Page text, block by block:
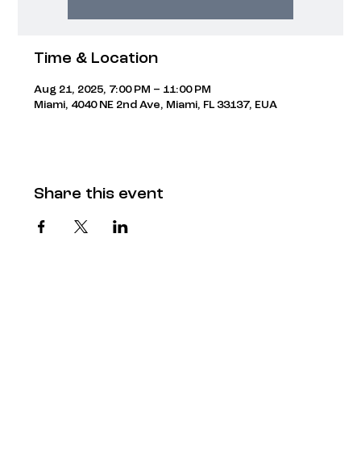
Time & Location
Aug 21, 2025, 7:00 PM – 11:00 PM
Miami, 4040 NE 2nd Ave, Miami, FL 33137, EUA
Share this event